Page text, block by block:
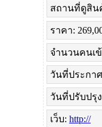
สถานที่ดูสิน
ราคา:
จำนวนคนเ
วันที่ประกาศ
วันที่ปรับปรุง
เว็บ: http://